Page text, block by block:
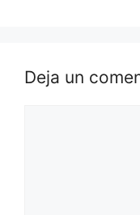
Deja un